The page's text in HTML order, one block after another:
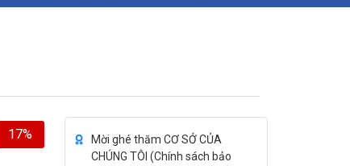
17%
Mời ghé thăm CƠ SỞ CỦA
CHÚNG TÔI (Chính sách bảo